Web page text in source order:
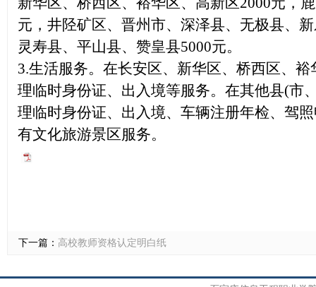
元，井陉矿区、晋州市、深泽县、无极县、
灵寿县、平山县、赞皇县5000元。
3.生活服务。在长安区、新华区、桥西区、
理临时身份证、出入境等服务。在其他县(市
理临时身份证、出入境、车辆注册年检、驾
有文化旅游景区服务。
下一篇： 高校教师资格认定明白纸